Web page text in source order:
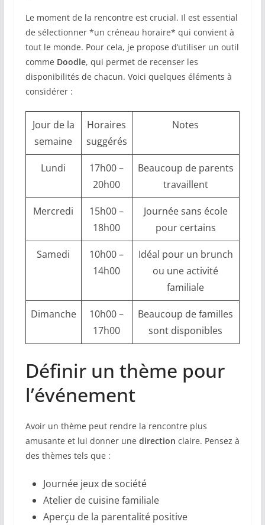
Le moment de la rencontre est crucial. Il est essential
de sélectionner *un créneau horaire* qui convient à
tout le monde. Pour cela, je propose d’utiliser un outil
comme Doodle, qui permet de recenser les
disponibilités de chacun. Voici quelques éléments à
considérer :
Jour de la
semaine
Horaires
suggérés
Notes
Lundi
17h00 –
20h00
Beaucoup de parents
travaillent
Mercredi
15h00 –
18h00
Journée sans école
pour certains
Samedi
10h00 –
14h00
Idéal pour un brunch
ou une activité
familiale
Dimanche
10h00 –
17h00
Beaucoup de familles
sont disponibles
Définir un thème pour
l’événement
Avoir un thème peut rendre la rencontre plus
amusante et lui donner une direction claire. Pensez à
des thèmes tels que :
Journée jeux de société
Atelier de cuisine familiale
Aperçu de la parentalité positive